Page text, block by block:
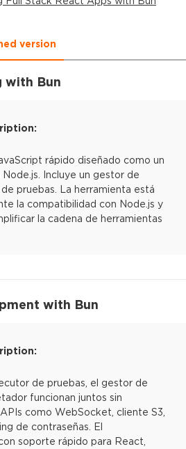
version
with Bun
rápido diseñado como un
Incluye un gestor de
pruebas. La herramienta está
la compatibilidad con Node.js y
la cadena de herramientas
with Bun
de pruebas, el gestor de
funcionan juntos sin
como WebSocket, cliente S3,
de contraseñas. El
soporte rápido para React,